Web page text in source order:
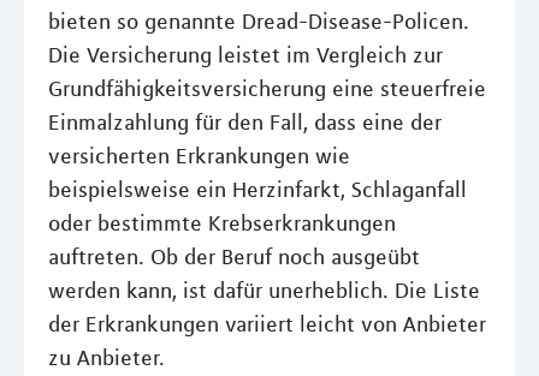
bieten so genannte Dread-Disease-Policen.
Die Versicherung leistet im Vergleich zur
Grundfähigkeitsversicherung eine steuerfreie
Einmalzahlung für den Fall, dass eine der
versicherten Erkrankungen wie
beispielsweise ein Herzinfarkt, Schlaganfall
oder bestimmte Krebserkrankungen
auftreten. Ob der Beruf noch ausgeübt
werden kann, ist dafür unerheblich. Die Liste
der Erkrankungen variiert leicht von Anbieter
zu Anbieter.